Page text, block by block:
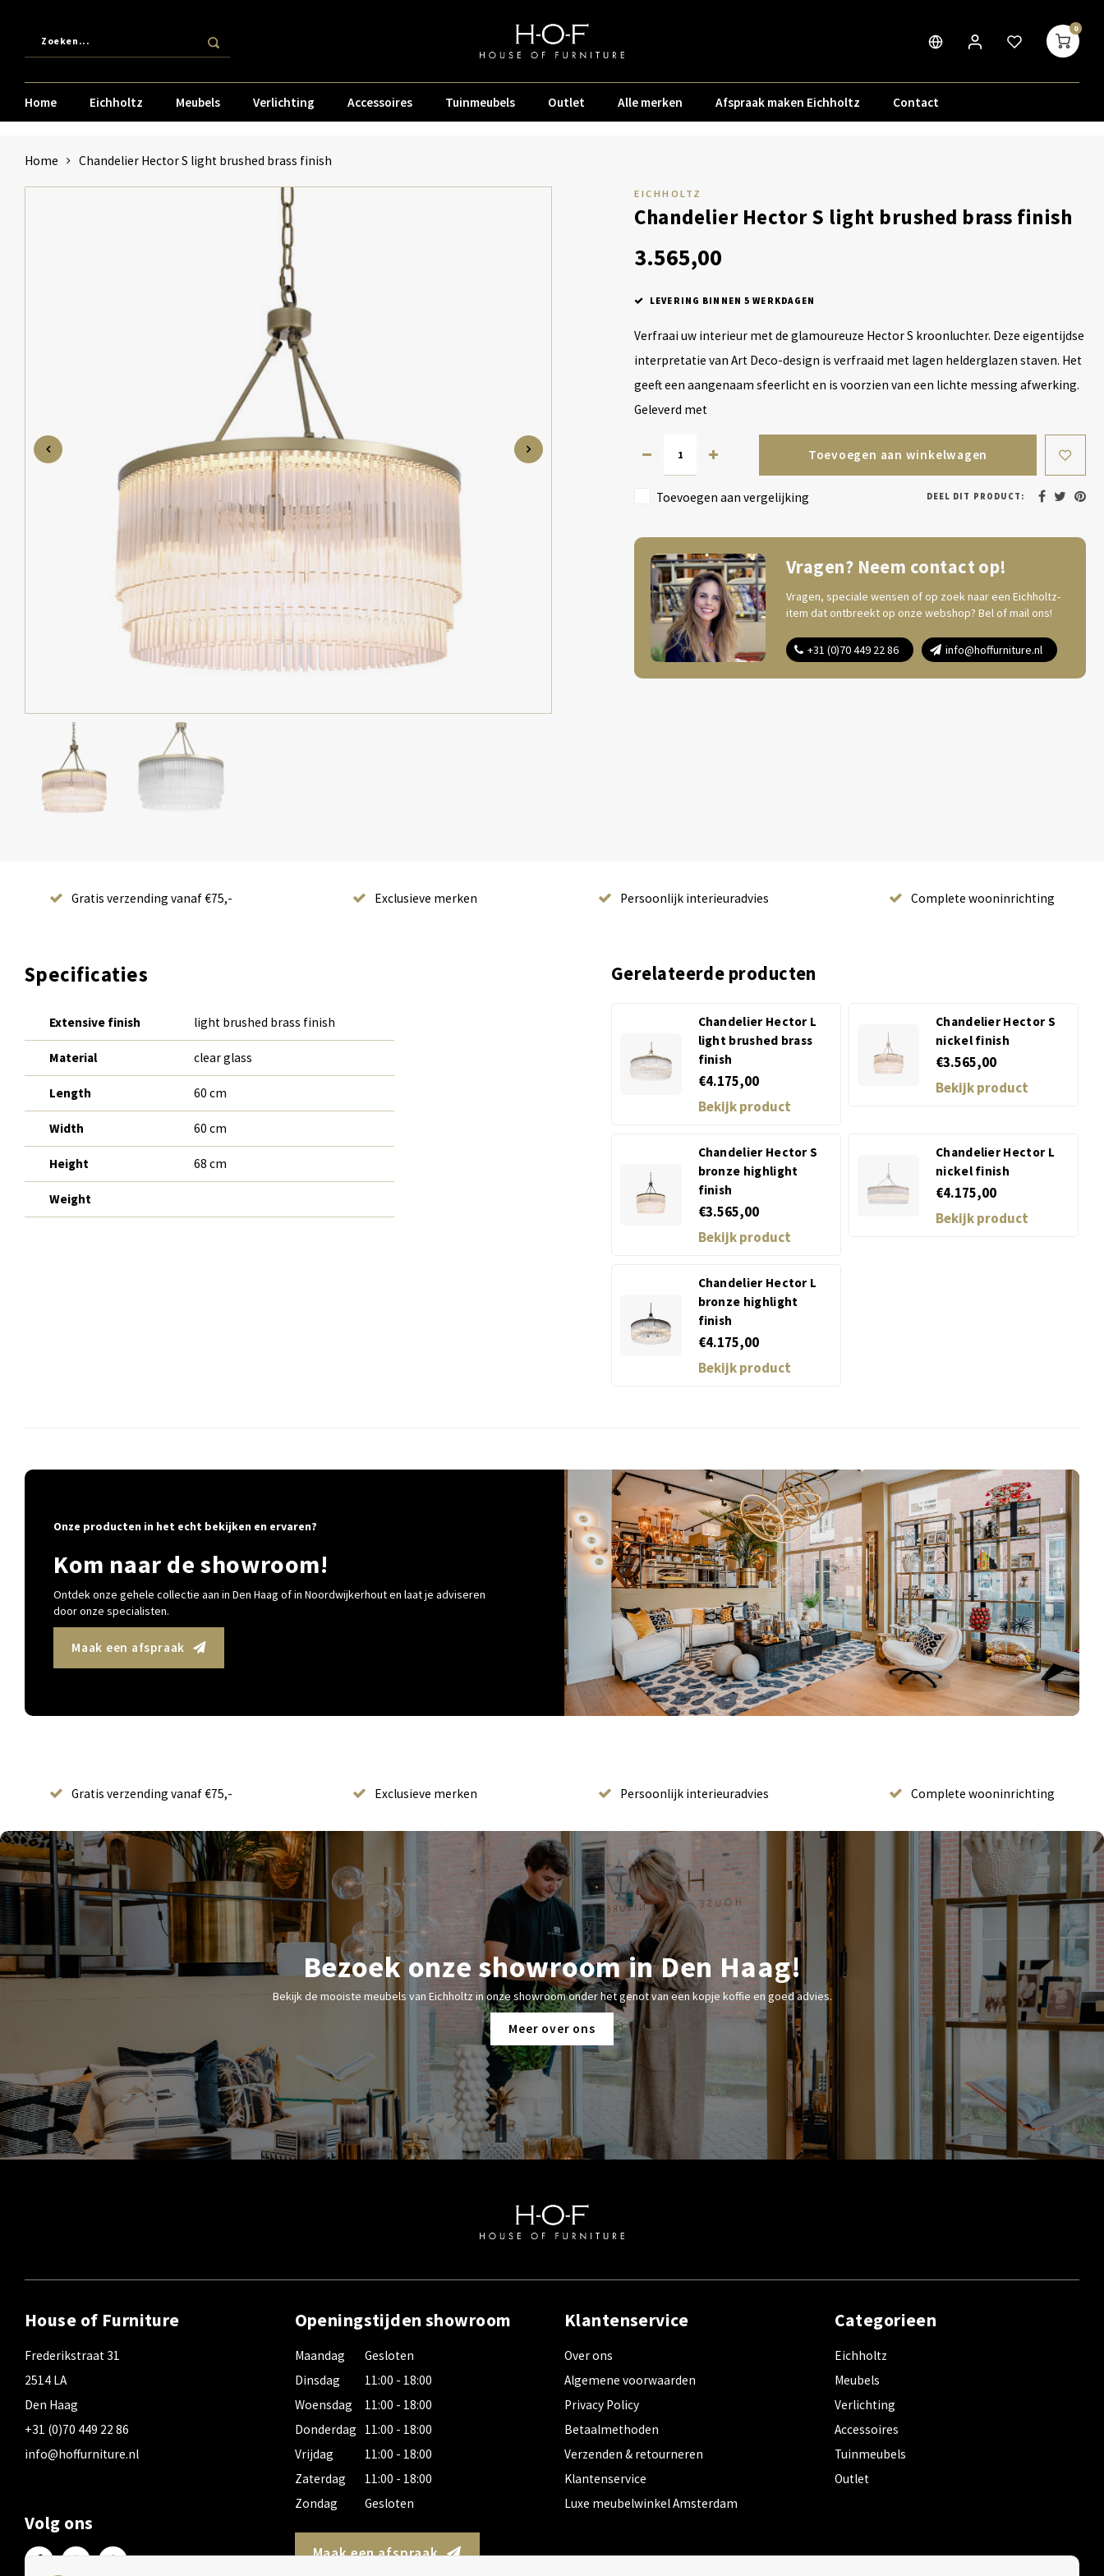
0
Home Eichholtz Meubels Verlichting Accessoires Tuinmeubels Outlet Alle merken Afspraak maken Eichholtz Contact
Home Chandelier Hector S light brushed brass finish
EICHHOLTZ
Chandelier Hector S light brushed brass finish
3.565,00
LEVERING BINNEN 5 WERKDAGEN
Verfraai uw interieur met de glamoureuze Hector S kroonluchter. Deze eigentijdse
interpretatie van Art Deco-design is verfraaid met lagen helderglazen staven. Het
geeft een aangenaam sfeerlicht en is voorzien van een lichte messing afwerking.
Geleverd met
Toevoegen aan winkelwagen
Toevoegen aan vergelijking DEEL DIT PRODUCT:
Vragen? Neem contact op!
Vragen, speciale wensen of op zoek naar een Eichholtz-
item dat ontbreekt op onze webshop? Bel of mail ons!
+31 (0)70 449 22 86 info@hoffurniture.nl
Gratis verzending vanaf €75,- Exclusieve merken Persoonlijk interieuradvies Complete wooninrichting
Specificaties
Extensive finish light brushed brass finish
Material clear glass
Length 60 cm
Width 60 cm
Height 68 cm
Weight
Gerelateerde producten
Chandelier Hector L
light brushed brass
finish
€4.175,00
Bekijk product
Chandelier Hector S
nickel finish
€3.565,00
Bekijk product
Chandelier Hector S
bronze highlight
finish
€3.565,00
Bekijk product
Chandelier Hector L
nickel finish
€4.175,00
Bekijk product
Chandelier Hector L
bronze highlight
finish
€4.175,00
Bekijk product
Onze producten in het echt bekijken en ervaren?
Kom naar de showroom!
Ontdek onze gehele collectie aan in Den Haag of in Noordwijkerhout en laat je adviseren
door onze specialisten.
Maak een afspraak
Gratis verzending vanaf €75,- Exclusieve merken Persoonlijk interieuradvies Complete wooninrichting
Bezoek onze showroom in Den Haag!
Bekijk de mooiste meubels van Eichholtz in onze showroom onder het genot van een kopje koffie en goed advies.
Meer over ons
House of Furniture
Frederikstraat 31
2514 LA
Den Haag
+31 (0)70 449 22 86
info@hoffurniture.nl
Volg ons
Openingstijden showroom
Maandag
Dinsdag
Woensdag
Donderdag
Vrijdag
Zaterdag
Zondag
Gesloten
11:00 - 18:00
11:00 - 18:00
11:00 - 18:00
11:00 - 18:00
11:00 - 18:00
Gesloten
Maak een afspraak
Klantenservice
Over ons
Algemene voorwaarden
Privacy Policy
Betaalmethoden
Verzenden & retourneren
Klantenservice
Luxe meubelwinkel Amsterdam
Categorieen
Eichholtz
Meubels
Verlichting
Accessoires
Tuinmeubels
Outlet